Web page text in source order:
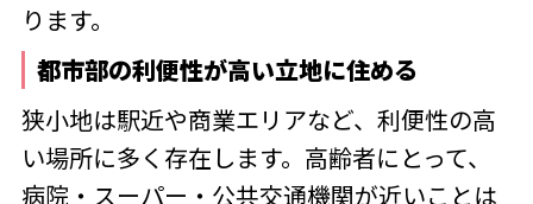
ります。
都市部の利便性が高い立地に住める
狭小地は駅近や商業エリアなど、利便性の高
い場所に多く存在します。高齢者にとって、
病院・スーパー・公共交通機関が近いことは